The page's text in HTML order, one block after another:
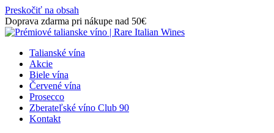
Preskočiť na obsah
Doprava zdarma pri nákupe nad 50€
Talianské vína
Akcie
Biele vína
Červené vína
Prosecco
Zberateľské víno Club 90
Kontakt